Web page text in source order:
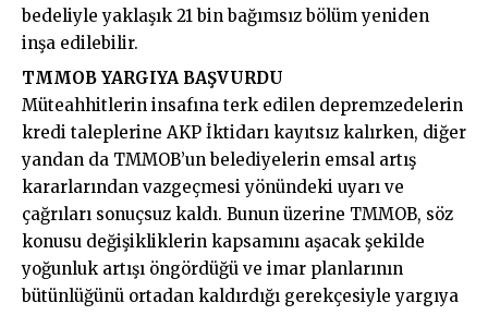
bedeliyle yaklaşık 21 bin bağımsız bölüm yeniden
inşa edilebilir.
TMMOB YARGIYA BAŞVURDU
Müteahhitlerin insafına terk edilen depremzedelerin
kredi taleplerine AKP İktidarı kayıtsız kalırken, diğer
yandan da TMMOB’un belediyelerin emsal artış
kararlarından vazgeçmesi yönündeki uyarı ve
çağrıları sonuçsuz kaldı. Bunun üzerine TMMOB, söz
konusu değişikliklerin kapsamını aşacak şekilde
yoğunluk artışı öngördüğü ve imar planlarının
bütünlüğünü ortadan kaldırdığı gerekçesiyle yargıya